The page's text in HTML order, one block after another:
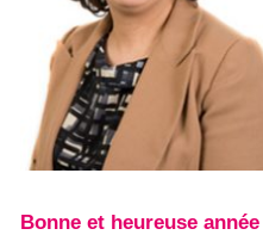
Bonne et heureuse année